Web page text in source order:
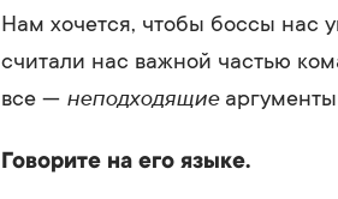
Нам хочется, чтобы боссы нас
считали нас важной частью
все — неподходящиеаргументы
Говорите на его языке.